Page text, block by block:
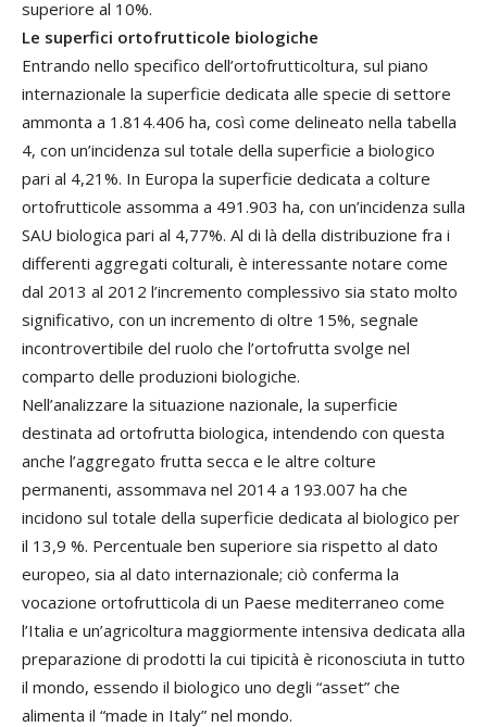
superiore al 10%.
Le superfici ortofrutticole biologiche
Entrando nello specifico dell’ortofrutticoltura, sul piano
internazionale la superficie dedicata alle specie di settore
ammonta a 1.814.406 ha, così come delineato nella tabella
4, con un’incidenza sul totale della superficie a biologico
pari al 4,21%. In Europa la superficie dedicata a colture
ortofrutticole assomma a 491.903 ha, con un’incidenza sulla
SAU biologica pari al 4,77%. Al di là della distribuzione fra i
differenti aggregati colturali, è interessante notare come
dal 2013 al 2012 l’incremento complessivo sia stato molto
significativo, con un incremento di oltre 15%, segnale
incontrovertibile del ruolo che l’ortofrutta svolge nel
comparto delle produzioni biologiche.
Nell’analizzare la situazione nazionale, la superficie
destinata ad ortofrutta biologica, intendendo con questa
anche l’aggregato frutta secca e le altre colture
permanenti, assommava nel 2014 a 193.007 ha che
incidono sul totale della superficie dedicata al biologico per
il 13,9 %. Percentuale ben superiore sia rispetto al dato
europeo, sia al dato internazionale; ciò conferma la
vocazione ortofrutticola di un Paese mediterraneo come
l’Italia e un’agricoltura maggiormente intensiva dedicata alla
preparazione di prodotti la cui tipicità è riconosciuta in tutto
il mondo, essendo il biologico uno degli “asset” che
alimenta il “made in Italy” nel mondo.